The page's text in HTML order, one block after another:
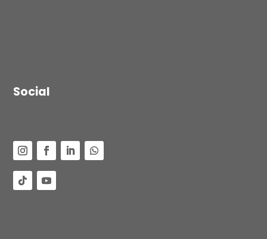
Social